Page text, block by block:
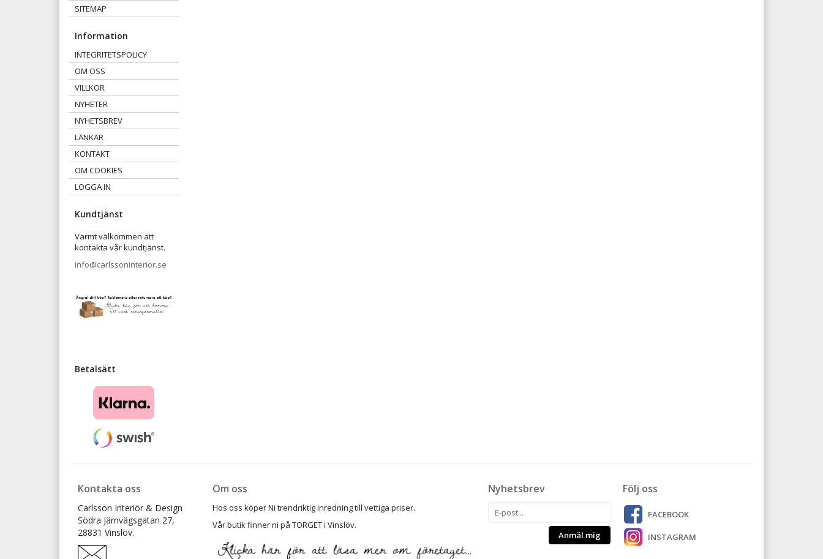
SITEMAP
Information
INTEGRITETSPOLICY
OM OSS
VILLKOR
NYHETER
NYHETSBREV
LÄNKAR
KONTAKT
OM COOKIES
LOGGA IN
Kundtjänst
Varmt välkommen att
kontakta vår kundtjänst.
info@carlssoninterior.se
Betalsätt
Kontakta oss
Carlsson Interiör & Design
Södra Järnvägsgatan 27,
28831 Vinslöv.
Följ oss
FACEBOOK
INSTAGRAM
Nyhetsbrev
Anmäl mig
Om oss
Hos oss köper Ni trendriktig inredning till vettiga priser.
Vår butik finner ni på TORGET i Vinslöv.